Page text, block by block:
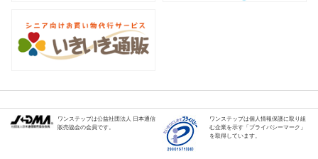
ワンステップは公益社団法人 日本通信
販売協会の会員です。
ワンステップは個人情報保護に取り組
む企業を示す「プライバシーマーク」
を取得しています。